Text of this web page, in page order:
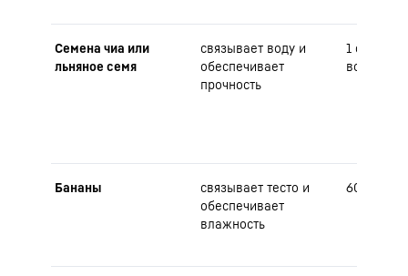
Семена чиа или
льняное семя
связывает воду и
обеспечивает
прочность
1 ст. л.
воды
Бананы
связывает тесто и
обеспечивает
влажность
60 г